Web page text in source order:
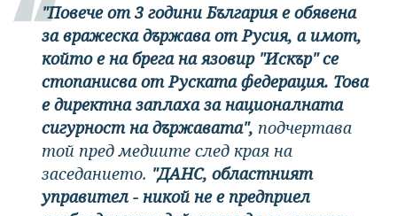
"Повече от 3 години България е обявена
за вражеска държава от Русия, а имот,
който е на брега на язовир "Искър" се
стопанисва от Руската федерация. Това
е директна заплаха за националната
сигурност на държавата", подчертава
той пред медиите след края на
заседанието. "ДАНС, областният
управител - никой не е предприел